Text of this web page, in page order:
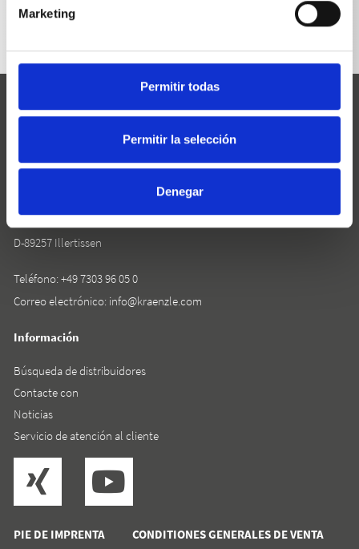
Marketing
Permitir todas
Permitir la selección
Denegar
PIE DE IMPRENTA CONDITIONES GENERALES DE VENTA
Josef Kränzle GmbH & Co. KG
Rudolf-Diesel-Straße 20
D-89257 Illertissen
Teléfono:+49 7303 96 05 0
Correo electrónico: info@kraenzle.com
Información
Búsqueda de distribuidores
Contacte con
Noticias
Servicio de atención al cliente